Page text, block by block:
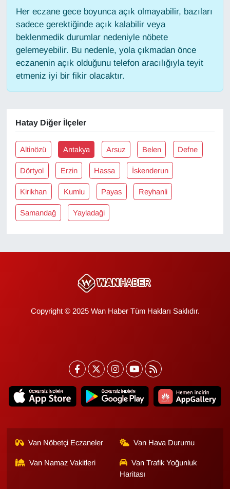
Her eczane gece boyunca açık olmayabilir, bazıları
sadece gerektiğinde açık kalabilir veya
beklenmedik durumlar nedeniyle nöbete
gelemeyebilir. Bu nedenle, yola çıkmadan önce
eczanenin açık olduğunu telefon aracılığıyla teyit
etmeniz iyi bir fikir olacaktır.
Hatay Diğer İlçeler
Altinözü Antakya Arsuz Belen Defne
Dörtyol Erzin Hassa İskenderun
Kirikhan Kumlu Payas Reyhanli
Samandağ Yayladaği
Copyright © 2025 Wan Haber Tüm Hakları Saklıdır.
Van Nöbetçi Eczaneler Van Hava Durumu
Van Namaz Vakitleri
Van Trafik Yoğunluk
Haritası
Kültür & Sanat
KURDÎ
MAGAZİN
MEDYA
Resmi İlanlar
RÖPORTAJ
SAĞLIK
TEKNOLOJİ
Turizm